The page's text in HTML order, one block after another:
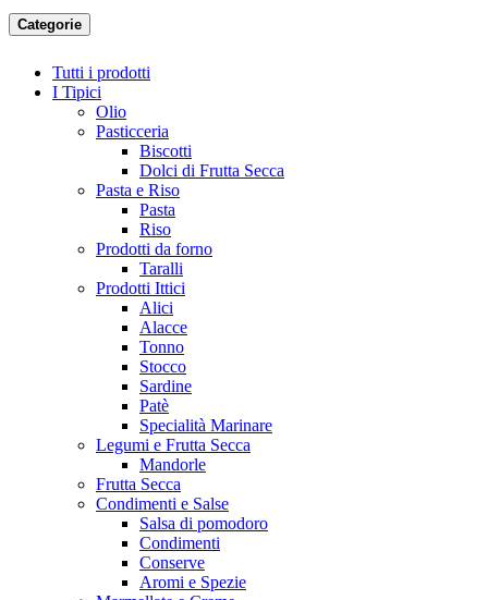
Categorie
Tutti i prodotti
I Tipici
Olio
Pasticceria
Biscotti
Dolci di Frutta Secca
Pasta e Riso
Pasta
Riso
Prodotti da forno
Taralli
Prodotti Ittici
Alici
Alacce
Tonno
Stocco
Sardine
Patè
Specialità Marinare
Legumi e Frutta Secca
Mandorle
Frutta Secca
Condimenti e Salse
Salsa di pomodoro
Condimenti
Conserve
Aromi e Spezie